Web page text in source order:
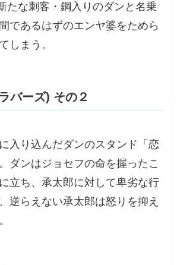
たな刺客・鋼入りのダンと名乗
であるはずのエンヤ婆をためら
しまう。
バーズ) その２
入り込んだダンのスタンド「恋
ダンはジョセフの命を握ったこ
立ち、承太郎に対して卑劣な行
逆らえない承太郎は怒りを抑え